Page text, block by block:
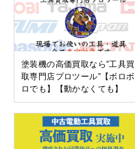
塗装機の高価買取なら”工具買
取専門店プロツール”【ボロボ
ロでも】【動かなくても】